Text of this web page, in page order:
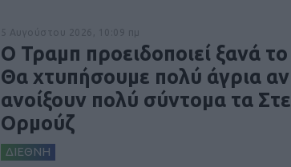
O Τραμπ προειδοποιεί ξανά
Θα χτυπήσουμε πολύ άγρια
ανοίξουν πολύ σύντομα τα
Ορμούζ
ΔΙΕΘΝΗ